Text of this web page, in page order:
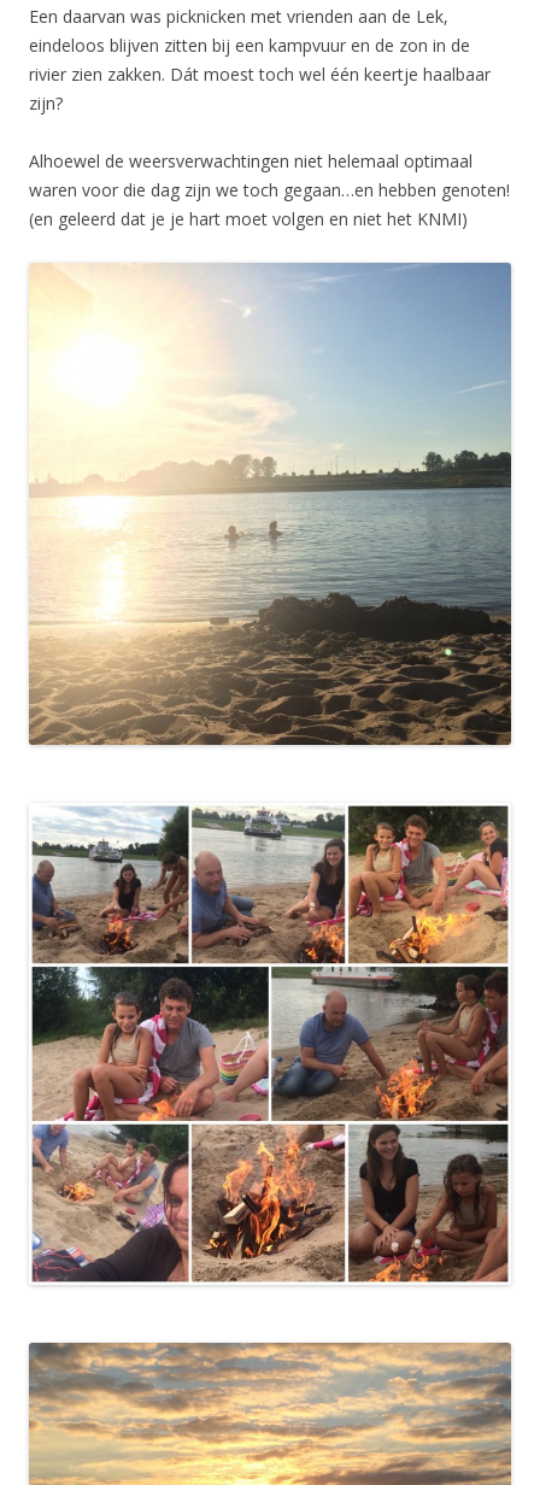
Een daarvan was picknicken met vrienden aan de Lek,
eindeloos blijven zitten bij een kampvuur en de zon in de
rivier zien zakken. Dát moest toch wel één keertje haalbaar
zijn?
Alhoewel de weersverwachtingen niet helemaal optimaal
waren voor die dag zijn we toch gegaan…en hebben genoten!
(en geleerd dat je je hart moet volgen en niet het KNMI)